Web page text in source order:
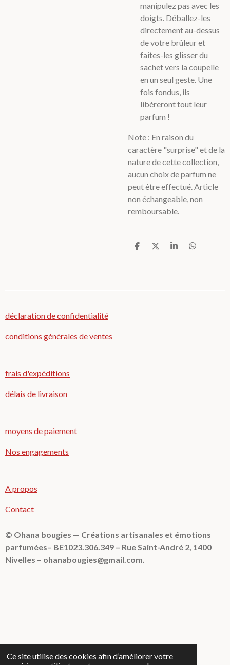
Ce site utilise des cookies afin d’améliorer votre
manipulez pas avec les
doigts. Déballez-les
directement au-dessus
de votre brûleur et
faites-les glisser du
sachet vers la coupelle
en un seul geste. Une
fois fondus, ils
libéreront tout leur
parfum !
Note : En raison du
caractère "surprise" et de la
nature de cette collection,
aucun choix de parfum ne
peut être effectué. Article
non échangeable, non
remboursable.
P
P
P
P
déclaration de confidentialité
conditions générales de ventes
frais d'expéditions
délais de livraison
moyens de paiement
Nos engagements
A propos
Contact
© Ohana bougies — Créations artisanales et émotions
parfumées– BE1023.306.349 – Rue Saint-André 2, 1400
Nivelles – ohanabougies@gmail.com.